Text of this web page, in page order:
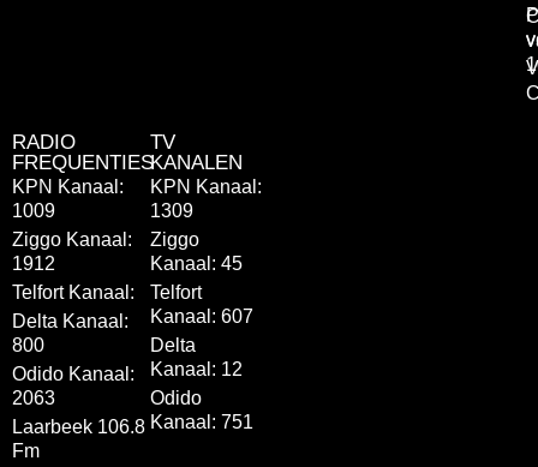
RADIO
FREQUENTIES
KPN Kanaal:
1009
Ziggo Kanaal:
1912
Telfort Kanaal:
Delta Kanaal:
800
Odido Kanaal:
2063
Laarbeek 106.8
Fm
TV
KANALEN
KPN Kanaal:
1309
Ziggo
Kanaal: 45
Telfort
Kanaal: 607
Delta
Kanaal: 12
Odido
Kanaal: 751